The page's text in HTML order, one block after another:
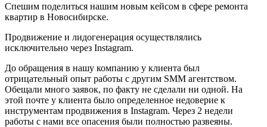
Спешим поделиться нашим новым кейсом в сфере ремонта
квартир в Новосибирске.
Продвижение и лидогенерация осуществлялись
исключительно через Instagram.
До обращения в нашу компанию у клиента был
отрицательный опыт работы с другим SMM агентством.
Обещали много заявок, по факту не сделали ни одной. На
этой почте у клиента было определенное недоверие к
инструментам продвижения в Instagram. Через 2 недели
работы с нами все опасения были полностью развеяны.